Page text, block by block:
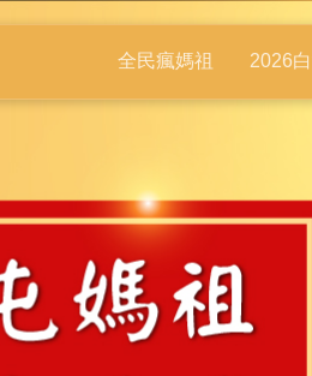
全民瘋媽祖 2026